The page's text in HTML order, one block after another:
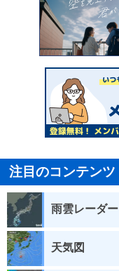
注目のコンテンツ
雨雲レーダー
天気図